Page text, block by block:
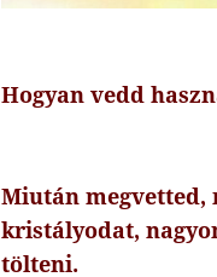
Hogyan vedd
Miután megvetted,
kristályodat,
tölteni.